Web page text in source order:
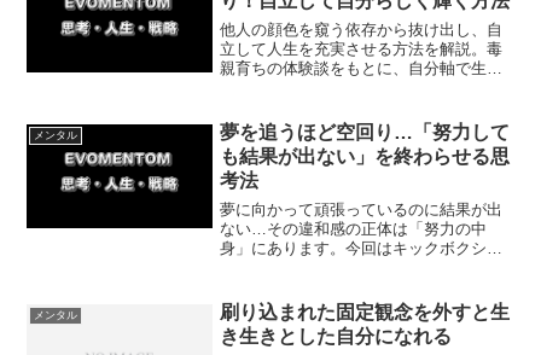
他人の顔色を窺う依存から抜け出し、自
立して人生を充実させる方法を解説。毒
親育ちの体験談をもとに、自分軸で生き
り回される日々を終わりにして、自分ら
しい人生を歩み出しましょう。
メンタル
夢を追うほど空回り…「努力して
も結果が出ない」を終わらせる思
考法
夢に向かって頑張っているのに結果が出
ない…その違和感の正体は「努力の中
身」にあります。今回はキックボクシン
していきます。
メンタル
刷り込まれた固定観念を外すと生
き生きとした自分になれる